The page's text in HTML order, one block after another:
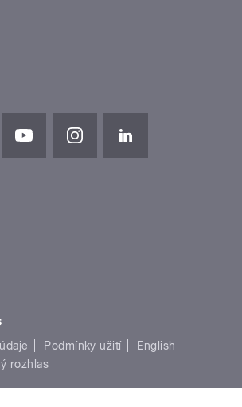
Podmínky užití
English
rozhlas